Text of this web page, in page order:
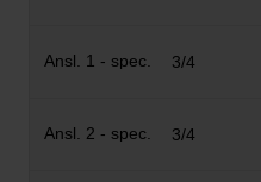
3/4
3/4